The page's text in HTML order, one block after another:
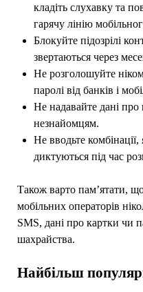
кладіть слухавку та
гарячу лінію
Блокуйте підозрілі
звертаються через
Не розголошуйте
паролі від банків і
Не надавайте дані про
незнайомцям.
Не вводьте
диктуються під час
Також варто пам’ятати,
мобільних операторів
SMS, дані про картки чи
шахрайства.
Найбільш